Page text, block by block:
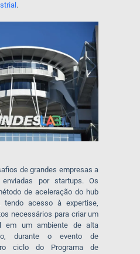
.
de grandes empresas a
por startups. Os
de aceleração do hub
tendo acesso à expertise,
necessários para criar um
em um ambiente de alta
durante o evento de
ciclo do Programa de